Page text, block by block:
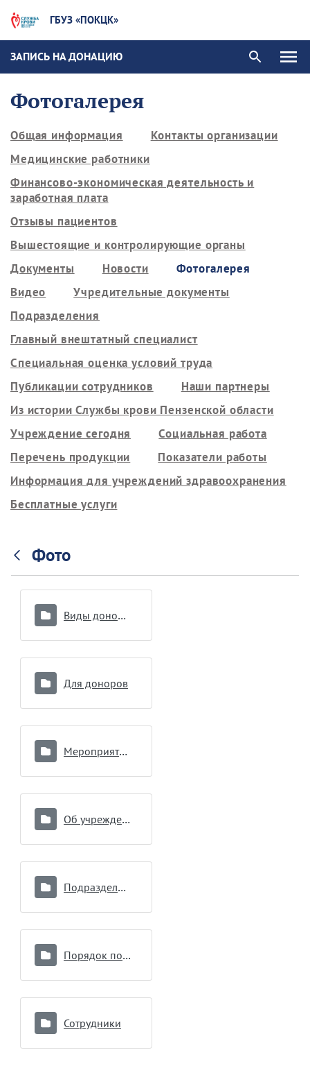
ГБУЗ «ПОКЦК»
ЗАПИСЬ НА ДОНАЦИЮ
Фотогалерея
Общая информация
Контакты организации
Медицинские работники
Финансово-экономическая деятельность и
заработная плата
Отзывы пациентов
Вышестоящие и контролирующие органы
Документы
Новости
Фотогалерея
Видео
Учредительные документы
Подразделения
Главный внештатный специалист
Специальная оценка условий труда
Публикации сотрудников
Наши партнеры
Из истории Службы крови Пензенской области
Учреждение сегодня
Социальная работа
Перечень продукции
Показатели работы
Информация для учреждений здравоохранения
Бесплатные услуги
Фото
Виды донорства и интервалы между ними
Для доноров
Мероприятия по вопросам противодействия коррупции
Об учреждении
Подразделения
Порядок подключения к модулю Реципиент
Сотрудники